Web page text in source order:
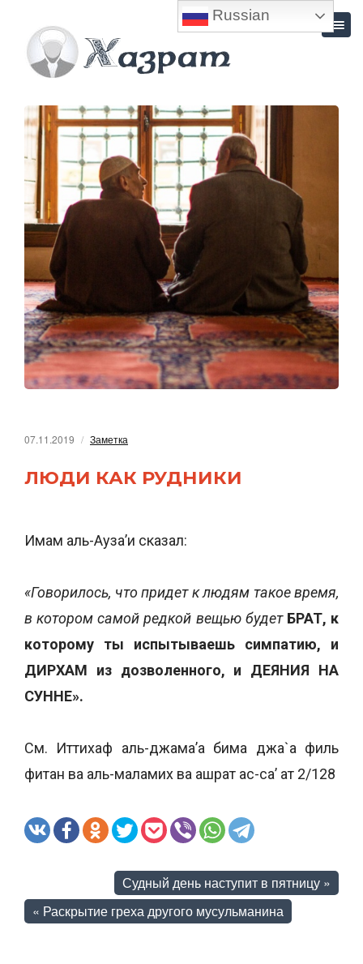
07.11.2019 Заметка
ЛЮДИ КАК РУДНИКИ
Имам аль-Ауза’и сказал:
«Говорилось, что придет к людям такое время,
в котором самой редкой вещью будет БРАТ, к
которому ты испытываешь симпатию,
и
ДИРХАМ из дозволенного, и ДЕЯНИЯ НА
СУННЕ».
См. Иттихаф аль-джама’а бима джа`а филь
фитан ва аль-маламих ва ашрат ас-са’ ат 2/128
Судный день наступит в пятницу »
« Раскрытие греха другого мусульманина
Russian